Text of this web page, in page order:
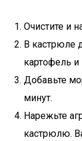
Очистите и
В кастрюле
картофель и
Добавьте
минут.
Нарежьте
кастрюлю.